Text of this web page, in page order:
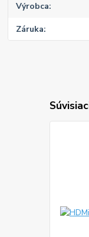
Výrobca
Záruka